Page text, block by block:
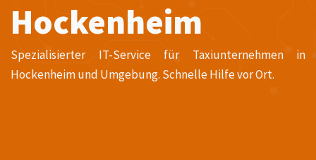
Hockenheim
Spezialisierter IT-Service für Taxiunternehmen in
Hockenheim und Umgebung. Schnelle Hilfe vor Ort.